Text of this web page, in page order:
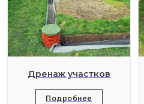
Дренаж участков
Подробнее